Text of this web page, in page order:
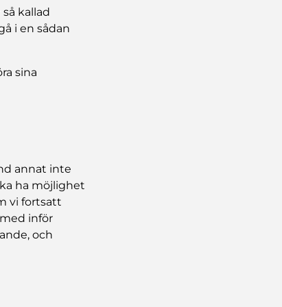
kallad
i en sådan
sina
annat inte
ha möjlighet
vi fortsatt
inför
och